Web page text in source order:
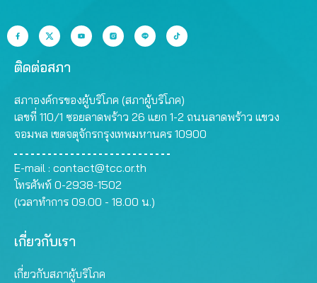
ติดต่อสภา
สภาองค์กรของผู้บริโภค (สภาผู้บริโภค)
เลขที่ 110/1 ซอยลาดพร้าว 26 แยก 1-2 ถนนลาดพร้าว แขวง
จอมพล เขตจตุจักรกรุงเทพมหานคร 10900
E-mail : contact@tcc.or.th
โทรศัพท์ 0-2938-1502
(เวลาทำการ 09.00 - 18.00 น.)
เกี่ยวกับเรา
เกี่ยวกับสภาผู้บริโภค